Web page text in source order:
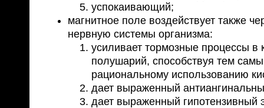
успокаивающий;
магнитное поле воздействует также
нервную системы организма:
усиливает тормозные процессы в
полушарий, способствуя тем
рациональному использованию
дает выраженный
дает выраженный гипотензивный